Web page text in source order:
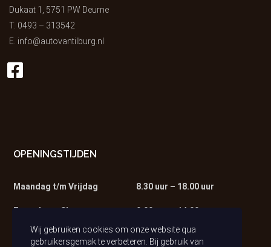
Dukaat 1, 5751 PW Deurne
T. 0493 – 313542
E. info@autovantilburg.nl
OPENINGSTIJDEN
Maandag t/m Vrijdag 8.30 uur – 18.00 uur
Zaterdag – Showroom 9.00 uur – 14.00 uur
Zaterdag – Werkplaats 9.00 uur – 13.00 uur
Wij gebruiken cookies om onze website qua
gebruikersgemak te verbeteren. Bij gebruik van